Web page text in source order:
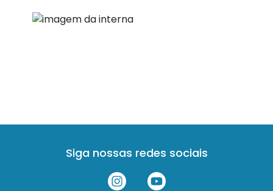
Siga nossas redes sociais